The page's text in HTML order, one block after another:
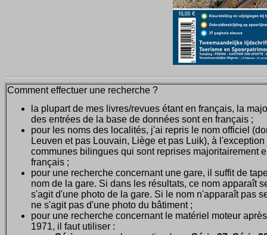
Comment effectuer une recherche ?
la plupart de mes livres/revues étant en français, la
des entrées de la base de données sont en français ;
pour les noms des localités, j'ai repris le nom officiel
Leuven et pas Louvain, Liège et pas Luik), à l'exception
communes bilingues qui sont reprises majoritairement
français ;
pour une recherche concernant une gare, il suffit de
nom de la gare. Si dans les résultats, ce nom apparaît
s'agit d'une photo de la gare. Si le nom n'apparaît pas
ne s'agit pas d'une photo du bâtiment ;
pour une recherche concernant le matériel moteur après
1971, il faut utiliser :